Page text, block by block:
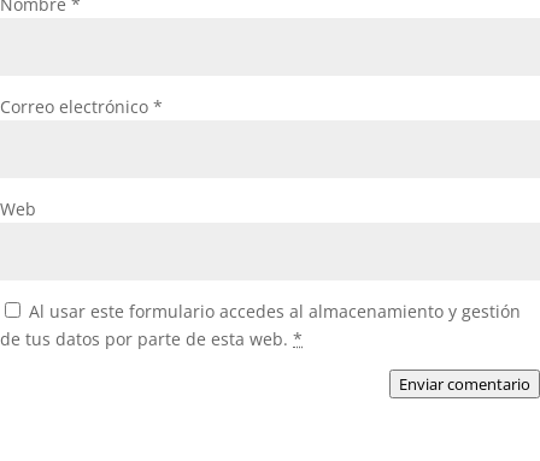
Correo electrónico *
Web
Al usar este formulario accedes al almacenamiento y gestión
de tus datos por parte de esta web. *
Enviar comentario